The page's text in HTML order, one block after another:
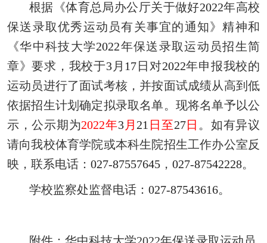
根据《体育总局办公厅关于做好2022年高校
保送录取优秀运动员有关事宜的通知》精神和
《华中科技大学2022年保送录取运动员招生简
章》要求，我校于3月 17 日对2022年申报我校的
运动员进行了面试考核，并按面试成绩从高到低
依据招生计划确定拟录取名单。现将名单予以公
示，公示期为2022年3月 21 日至27日 。如有异议
请向我校体育学院或本科生院招生工作办公室反
映，联系电话： 027-87557645 ， 027-87542228。
学校监察处监督电话： 027-87543616。